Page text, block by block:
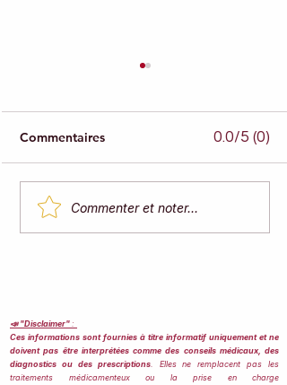
Alimentation et gaz :
digestion sous influence.
Commentaires 0.0/5 (0)
Commenter et noter...
📣 "Disclaimer" :
Ces informations sont fournies à titre informatif uniquement et ne
doivent pas être interprétées comme des conseils médicaux, des
diagnostics ou des prescriptions. Elles ne remplacent pas les
traitements médicamenteux ou la prise en charge